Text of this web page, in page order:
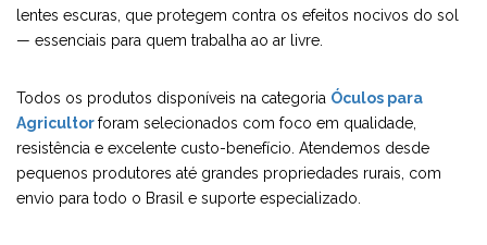
lentes escuras, que protegem contra os efeitos nocivos do sol
— essenciais para quem trabalha ao ar livre.
Todos os produtos disponíveis na categoria Óculos para
Agricultorforam selecionados com foco em qualidade,
resistência e excelente custo-benefício. Atendemos desde
pequenos produtores até grandes propriedades rurais, com
envio para todo o Brasil e suporte especializado.